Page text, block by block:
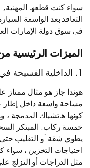
سواء كنت قطعها
التعاقد بعد الواسعة
في سوق دولة الإمارات
الميزات الرئيسية
1. الداخلية الفسيحة في تصميم مضغوط
هوندا جاز هو مثال
مساحة واسعة داخل
كونها هاتشباك المدمجة ،
خمسة ركاب. المبتكر
يطوي شقة أو التقليب
احتياجات التخزين ، سواء
مثل الدراجات أو التزلج